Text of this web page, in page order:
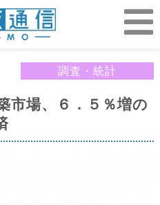
調査・統計
市場、６．５％増の